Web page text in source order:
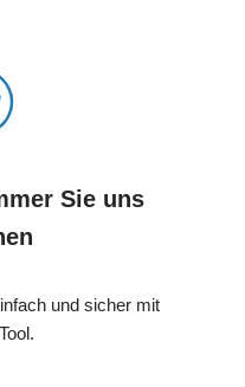
Sie uns
und sicher mit